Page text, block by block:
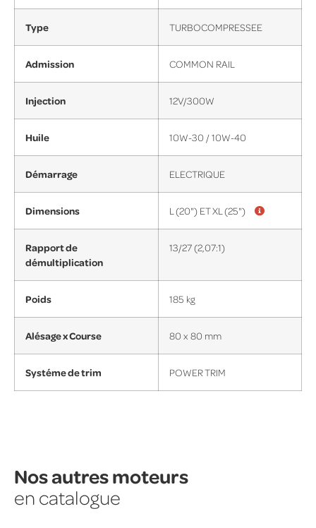
Type TURBOCOMPRESSEE
Admission COMMON RAIL
Injection 12V/300W
Huile 10W-30 / 10W-40
Démarrage ELECTRIQUE
Dimensions L (20") ET XL (25")
Rapport de
démultiplication
13/27 (2,07:1)
Poids 185 kg
Alésage x Course 80 x 80 mm
Systéme de trim POWER TRIM
Nos autres moteurs
en catalogue